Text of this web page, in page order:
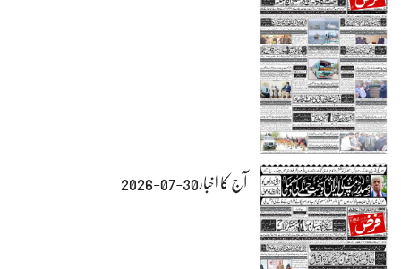
آج کا اخبار30-07-2026